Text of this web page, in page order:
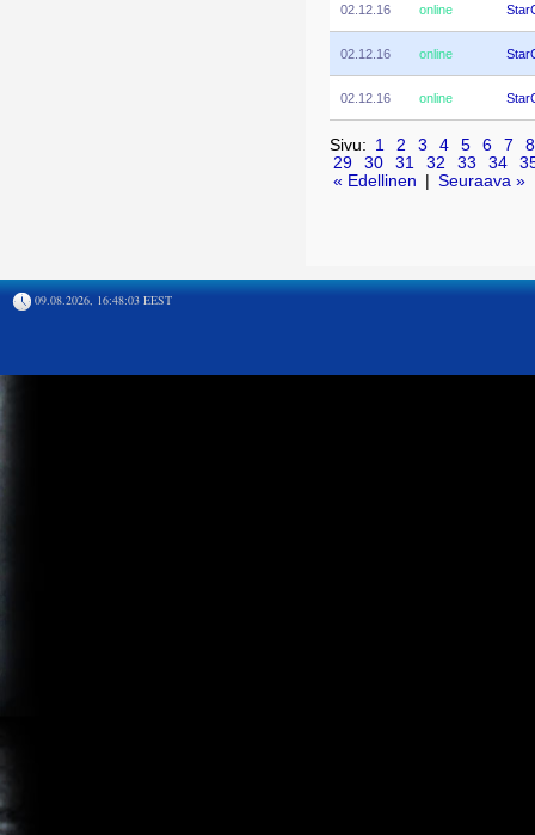
02.12.16 online
02.12.16 online
02.12.16 online
Sivu: 1 2 3 4 5 6 7
8
29
30 31 32 33 34
« Edellinen
Seuraava »
09.08.2026, 16:48:03 EEST